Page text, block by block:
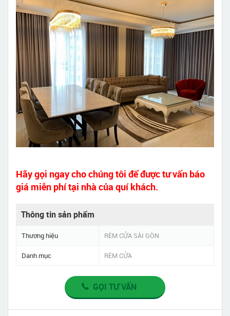
Hãy gọi ngay cho chúng tôi để được tư vấn báo
giá miễn phí tại nhà của quí khách.
Thông tin sản phẩm
Thương hiệu RÈM CỬA SÀI GÒN
Danh mục RÈM CỬA
GỌI TƯ VẤN